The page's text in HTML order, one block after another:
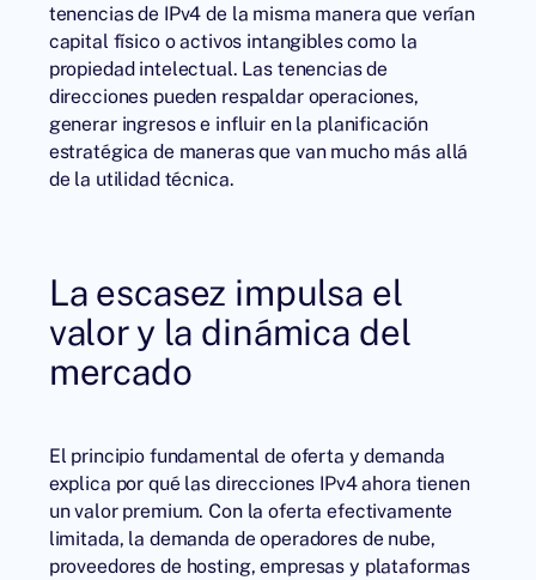
tenencias de IPv4 de la misma manera que verían
capital físico o activos intangibles como la
propiedad intelectual. Las tenencias de
direcciones pueden respaldar operaciones,
generar ingresos e influir en la planificación
estratégica de maneras que van mucho más allá
de la utilidad técnica.
La escasez impulsa el
valor y la dinámica del
mercado
El principio fundamental de oferta y demanda
explica por qué las direcciones IPv4 ahora tienen
un valor premium. Con la oferta efectivamente
limitada, la demanda de operadores de nube,
proveedores de hosting, empresas y plataformas